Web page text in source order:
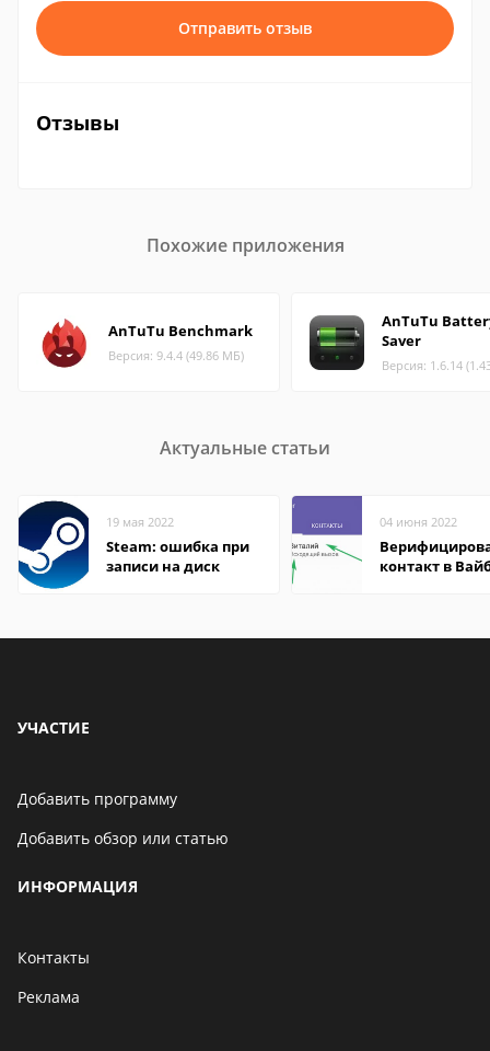
Отправить отзыв
Отзывы
Похожие приложения
AnTuTu Benchmark
Версия: 9.4.4 (49.86 МБ)
AnTuTu
Saver
Версия: 1.6.14
Актуальные статьи
19 мая 2022
Steam: ошибка при
записи на диск
04 июня 2022
контакт в
УЧАСТИЕ
Добавить программу
Добавить обзор или статью
ИНФОРМАЦИЯ
Контакты
Реклама